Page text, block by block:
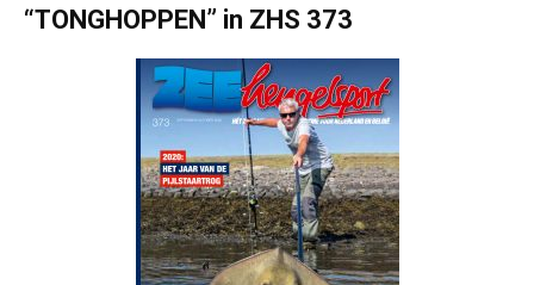
“TONGHOPPEN” in ZHS 373